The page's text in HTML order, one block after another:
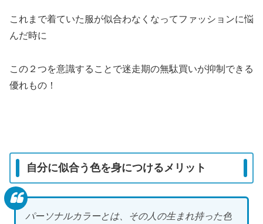
これまで着ていた服が似合わなくなってファッションに悩
んだ時に
この２つを意識することで迷走期の無駄買いが抑制できる
優れもの！
自分に似合う色を身につけるメリット
パーソナルカラーとは、その人の生まれ持った色